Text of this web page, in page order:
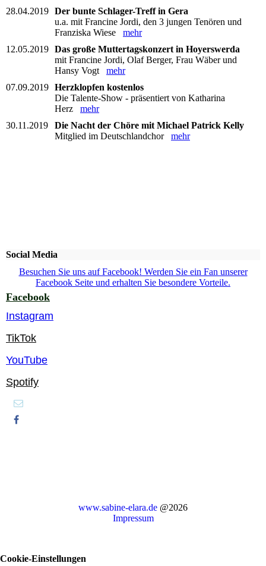
28.04.2019 Der bunte Schlager-Treff in Gera
u.a. mit Francine Jordi, den 3 jungen Tenören und
Franziska Wiese mehr
12.05.2019 Das große Muttertagskonzert in Hoyerswerda
mit Francine Jordi, Olaf Berger, Frau Wäber und
Hansy Vogt mehr
07.09.2019 Herzklopfen kostenlos
Die Talente-Show - präsentiert von Katharina
Herz mehr
30.11.2019
Die Nacht der Chöre mit Michael Patrick Kelly
Mitglied im Deutschlandchor mehr
Social Media
Besuchen Sie uns auf Facebook! Werden Sie ein Fan unserer
Facebook Seite und erhalten Sie besondere Vorteile.
Facebook
Instagram
TikTok
YouTube
Spotify
www.sabine-elara.de @2026
Impressum
Cookie-Einstellungen